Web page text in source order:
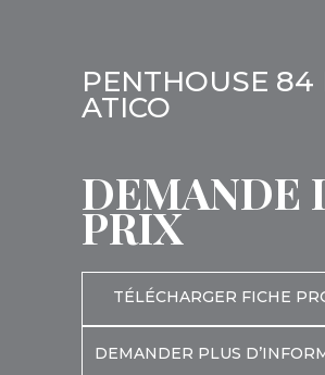
PENTHOUSE 84
ATICO
DEMANDE
PRIX
TÉLÉCHARGER FICHE
DEMANDER PLUS